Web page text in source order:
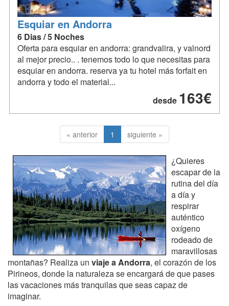
Esquiar en Andorra
6 Dias / 5 Noches
Oferta para esquiar en andorra: grandvalira, y valnord
al mejor precio.. . tenemos todo lo que necesitas para
esquiar en andorra. reserva ya tu hotel más forfait en
andorra y todo el material...
desde 163€
« anterior 1 siguiente »
¿Quieres
escapar de la
rutina del día
a día y
respirar
auténtico
oxígeno
rodeado de
maravillosas
montañas? Realiza un viaje a Andorra, el corazón de los
Pirineos, donde la naturaleza se encargará de que pases
las vacaciones más tranquilas que seas capaz de
imaginar.